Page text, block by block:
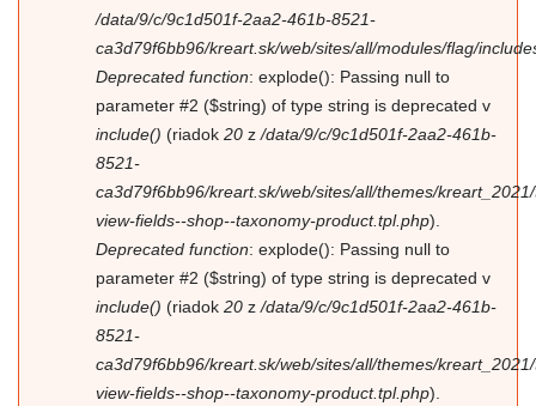
/data/9/c/9c1d501f-2aa2-461b-8521-
ca3d79f6bb96/kreart.sk/web/sites/all/modules/flag/
Deprecated function: explode(): Passing null to
parameter #2 ($string) of type string is deprecated v
include() (riadok 20 z /data/9/c/9c1d501f-2aa2-461b-
8521-
ca3d79f6bb96/kreart.sk/web/sites/all/themes/
view-fields--shop--taxonomy-product.tpl.php).
Deprecated function: explode(): Passing null to
parameter #2 ($string) of type string is deprecated v
include() (riadok 20 z /data/9/c/9c1d501f-2aa2-461b-
8521-
ca3d79f6bb96/kreart.sk/web/sites/all/themes/
view-fields--shop--taxonomy-product.tpl.php).